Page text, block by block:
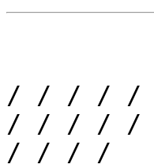
/ / / / /
/ / / / /
/ / / /